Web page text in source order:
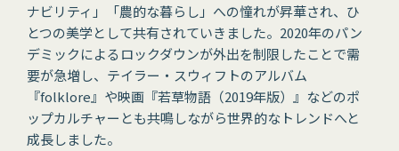
ナビリティ」「農的な暮らし」への憧れが昇華され、ひ
とつの美学として共有されていきました。2020年のパン
デミックによるロックダウンが外出を制限したことで需
要が急増し、テイラー・スウィフトのアルバム
『folklore』や映画『若草物語（2019年版）』などのポ
ップカルチャーとも共鳴しながら世界的なトレンドへと
成長しました。